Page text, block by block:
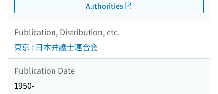
Authorities
Publication, Distribution, etc.
東京 : 日本弁護士連合会
Publication Date
1950-